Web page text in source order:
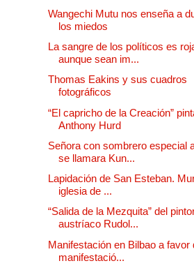
Wangechi Mutu nos enseña a
los miedos
La sangre de los políticos es
aunque sean im...
Thomas Eakins y sus cuadros
fotográficos
“El capricho de la Creación”
Anthony Hurd
Señora con sombrero especial
se llamara Kun...
Lapidación de San Esteban.
iglesia de ...
“Salida de la Mezquita” del
austríaco Rudol...
Manifestación en Bilbao a favor
manifestació...